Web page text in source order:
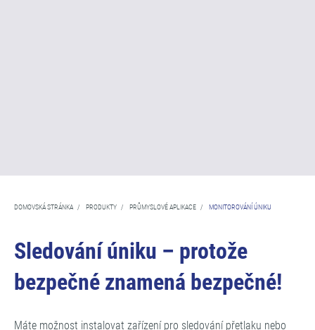
DOMOVSKÁ STRÁNKA / PRODUKTY / PRŮMYSLOVÉ APLIKACE / MONITOROVÁNÍ ÚNIKU
Sledování úniku – protože
bezpečné znamená bezpečné!
Máte možnost instalovat zařízení pro sledování přetlaku nebo